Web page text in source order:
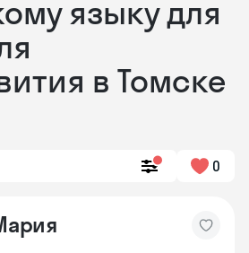
языку для
в Томске
0